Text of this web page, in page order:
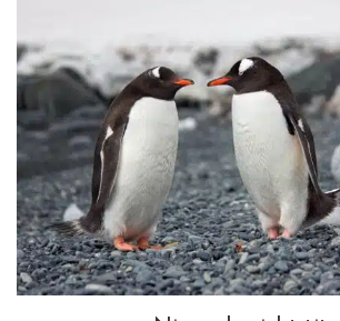
Nieuwsbericht titel